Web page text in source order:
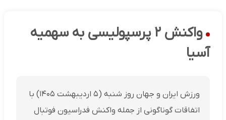
واکنش ۲ پرسپولیسی به سهمیه
آسیا
ورزش ایران و جهان روز شنبه (۵ اردیبهشت ۱۴۰۵) با
اتفاقات گوناگونی از جمله واکنش فدراسیون فوتبال